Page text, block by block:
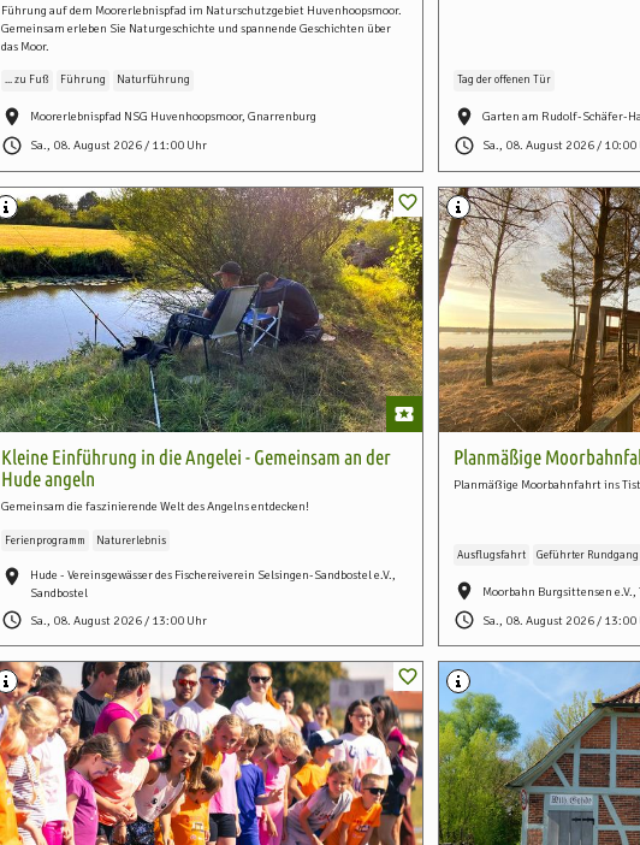
Führung auf dem Moorerlebnispfad im Naturschutzgebiet Huvenhoopsmoor.
Gemeinsam erleben Sie Naturgeschichte und spannende Geschichten über
das Moor.
Moorerlebnispfad NSG Huvenhoopsmoor, Gnarrenburg
Sa., 08. August 2026 / 11:00 Uhr
... zu Fuß Führung Naturführung
Garten am Rudolf-Schäfer-
Sa., 08. August 2026 / 10:00
Tag der offenen Tür
Kleine Einführung in die Angelei - Gemeinsam an der
Hude angeln
Gemeinsam die faszinierende Welt des Angelns entdecken!
Hude - Vereinsgewässer des Fischereiverein Selsingen-Sandbostel e.V.,
Sandbostel
Sa., 08. August 2026 / 13:00 Uhr
Ferienprogramm Naturerlebnis
Planmäßige
Planmäßige Moorbahnfahrt ins
Moorbahn Burgsittensen e.V.,
Sa., 08. August 2026 / 13:00
Ausflugsfahrt Geführter Rundgang